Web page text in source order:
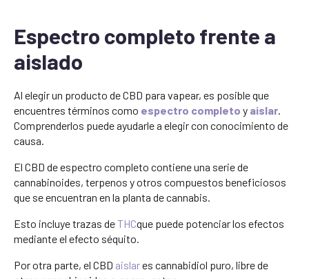
Espectro completo frente a
aislado
Al elegir un producto de CBD para vapear, es posible que
encuentres términos como espectro completo y aislar.
Comprenderlos puede ayudarle a elegir con conocimiento de
causa.
El CBD de espectro completo contiene una serie de
cannabinoides, terpenos y otros compuestos beneficiosos
que se encuentran en la planta de cannabis.
Esto incluye trazas deTHCque puede potenciar los efectos
mediante el efecto séquito.
Por otra parte, el CBD aislares cannabidiol puro, libre de